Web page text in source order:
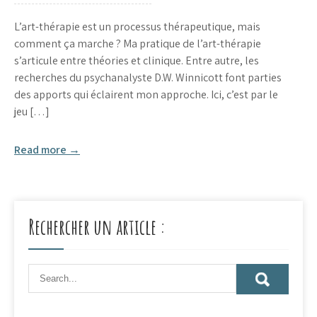
L’art-thérapie est un processus thérapeutique, mais
comment ça marche ? Ma pratique de l’art-thérapie
s’articule entre théories et clinique. Entre autre, les
recherches du psychanalyste D.W. Winnicott font parties
des apports qui éclairent mon approche. Ici, c’est par le
jeu […]
Read more →
Rechercher un article :